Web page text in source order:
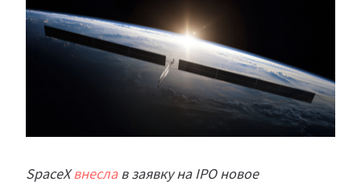
SpaceXвнеслав заявку на IPO новое